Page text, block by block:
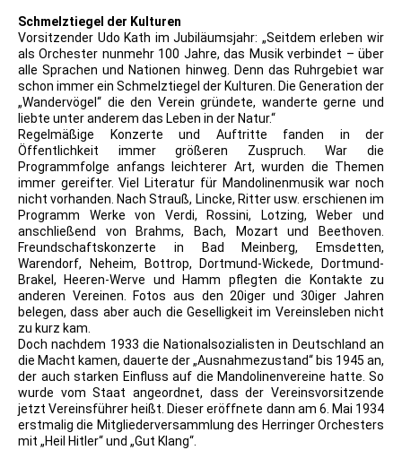
Schmelztiegel der Kulturen
Vorsitzender Udo Kath im Jubiläumsjahr: „Seitdem erleben wir
als Orchester nunmehr 100 Jahre, das Musik verbindet – über
alle Sprachen und Nationen hinweg. Denn das Ruhrgebiet war
schon immer ein Schmelztiegel der Kulturen. Die Generation der
„Wandervögel“ die den Verein gründete, wanderte gerne und
liebte unter anderem das Leben in der Natur.“
Regelmäßige Konzerte und Auftritte fanden in der
Öffentlichkeit immer größeren Zuspruch. War die
Programmfolge anfangs leichterer Art, wurden die Themen
immer gereifter. Viel Literatur für Mandolinenmusik war noch
nicht vorhanden. Nach Strauß, Lincke, Ritter usw. erschienen im
Programm Werke von Verdi, Rossini, Lotzing, Weber und
anschließend von Brahms, Bach, Mozart und Beethoven.
Freundschaftskonzerte in Bad Meinberg, Emsdetten,
Warendorf, Neheim, Bottrop, Dortmund-Wickede, Dortmund-
Brakel, Heeren-Werve und Hamm pflegten die Kontakte zu
anderen Vereinen. Fotos aus den 20iger und 30iger Jahren
belegen, dass aber auch die Geselligkeit im Vereinsleben nicht
zu kurz kam.
Doch nachdem 1933 die Nationalsozialisten in Deutschland an
die Macht kamen, dauerte der „Ausnahmezustand“ bis 1945 an,
der auch starken Einfluss auf die Mandolinenvereine hatte. So
wurde vom Staat angeordnet, dass der Vereinsvorsitzende
jetzt Vereinsführer heißt. Dieser eröffnete dann am 6. Mai 1934
erstmalig die Mitgliederversammlung des Herringer Orchesters
mit „Heil Hitler“ und „Gut Klang“.